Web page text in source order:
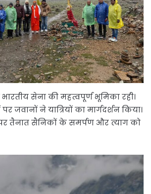
भारतीय सेना की महत्वपूर्ण भूमिका रही।
जवानों ने यात्रियों का मार्गदर्शन किया।
तैनात सैनिकों के समर्पण और त्याग को